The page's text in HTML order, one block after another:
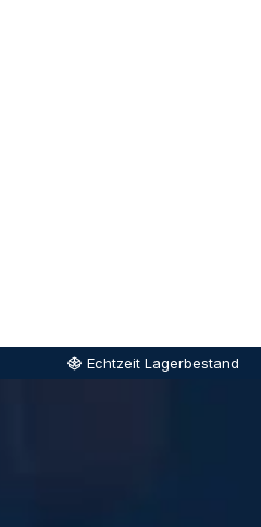
Echtzeit Lagerbestand